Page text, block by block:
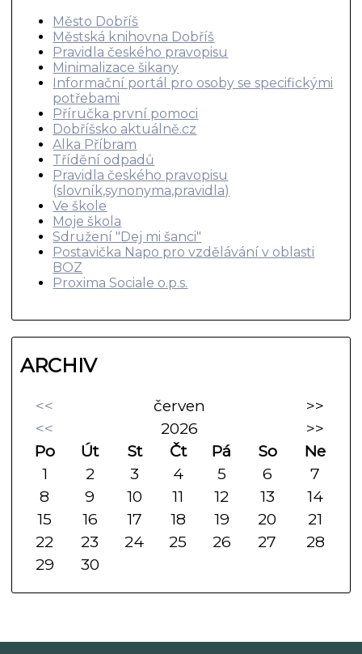
Město Dobříš
Městská knihovna Dobříš
Pravidla českého pravopisu
Minimalizace šikany
Informační portál pro osoby se specifickými
potřebami
Příručka první pomoci
Dobříšsko aktuálně.cz
Alka Příbram
Třídění odpadů
Pravidla českého pravopisu
(slovník,synonyma,pravidla)
Ve škole
Moje škola
Sdružení "Dej mi šanci"
Postavička Napo pro vzdělávání v oblasti
BOZ
Proxima Sociale o.p.s.
ARCHIV
<< červen
>>
<<
2026
>>
Po
Út St Čt Pá So
Ne
1
2 3 4 5 6
7
8
9 10 11 12 13
14
15
16 17 18 19 20
21
22
23 24 25 26 27
28
29
30